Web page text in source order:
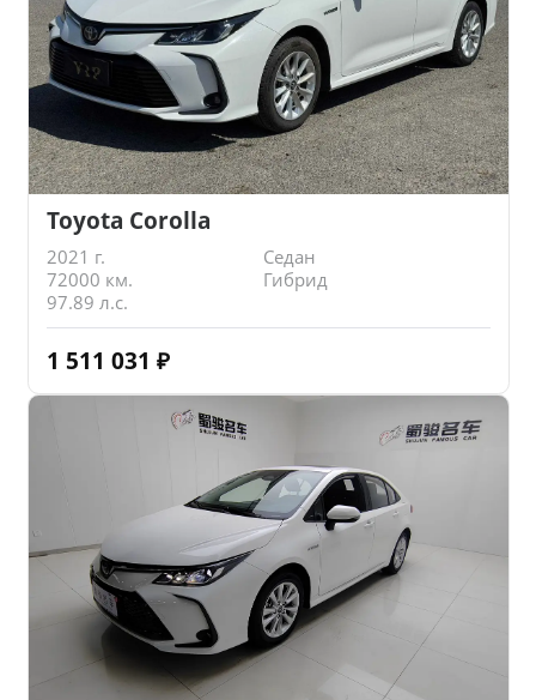
Toyota Corolla
2021 г.
Седан
72000 км.
Гибрид
97.89 л.с.
1 511 031 ₽